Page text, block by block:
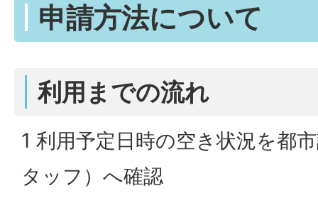
申請方法について
利用までの流れ
1 利用予定日時の空き状況を都
タッフ）へ確認